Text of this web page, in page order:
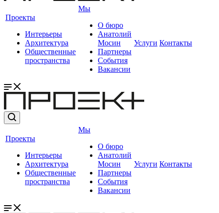
Проекты
Интерьеры
Архитектура
Общественные
пространства
Мы
О бюро
Анатолий
Мосин
Партнеры
События
Вакансии
Услуги Контакты
Проекты
Интерьеры
Архитектура
Общественные
пространства
Мы
О бюро
Анатолий
Мосин
Партнеры
События
Вакансии
Услуги Контакты